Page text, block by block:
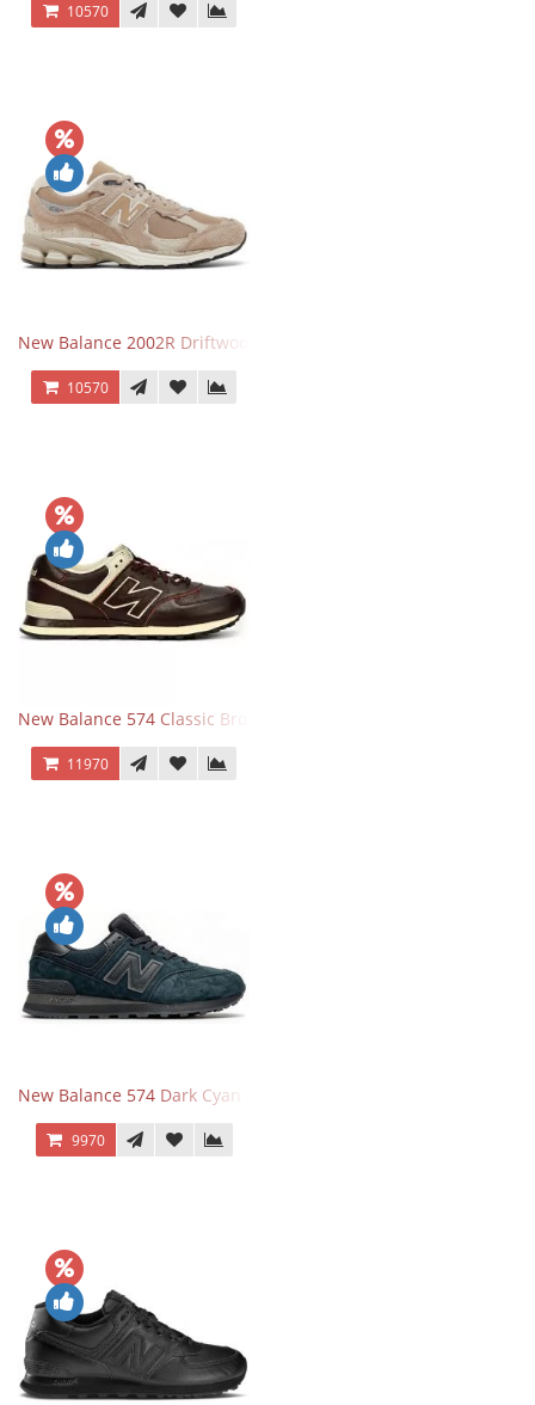
10570
New Balance 2002R Driftwood Sea Salt бежевые
10570
New Balance 574 Classic Brown White
11970
New Balance 574 Dark Cyan Black Suede
9970